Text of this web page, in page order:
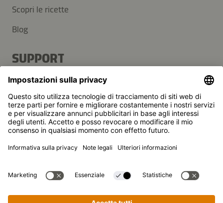
Scopri le ricette
Blog
SUPPORT
Contatti
Domande frequenti
Kikkoman è un marchio registrato della Kikkoman
Corporation, Giappone.
Theodorstraße 180, 40472 Düsseldorf, Germany
Iscritta al registro del commercio del tribunale